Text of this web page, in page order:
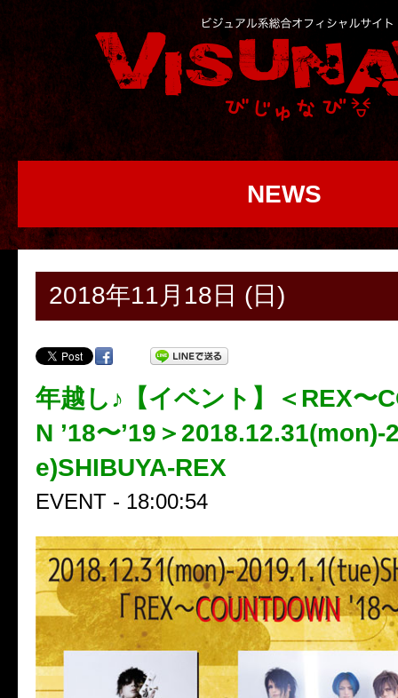
NEWS
2018年11月18日 (日)
年越し♪【イベント】＜REX〜
N ’18〜’19＞
e)SHIBUYA-REX
EVENT - 18:00:54